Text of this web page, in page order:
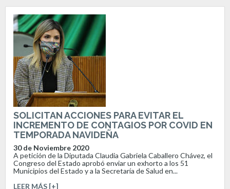
SOLICITAN ACCIONES PARA EVITAR EL
INCREMENTO DE CONTAGIOS POR COVID EN
TEMPORADA NAVIDEÑA
30 de Noviembre 2020
A petición de la Diputada Claudia Gabriela Caballero Chávez, el
Congreso del Estado aprobó enviar un exhorto a los 51
Municipios del Estado y a la Secretaría de Salud en...
LEER MÁS [+]